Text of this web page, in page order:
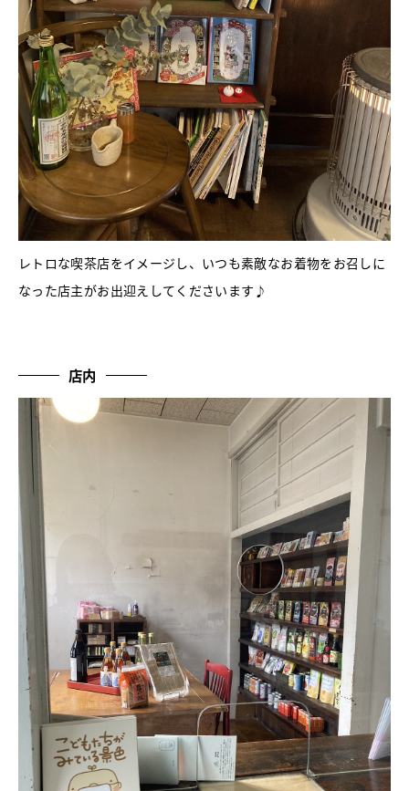
レトロな喫茶店をイメージし、いつも素敵なお着物をお召しに
なった店主がお出迎えしてくださいます♪
店内